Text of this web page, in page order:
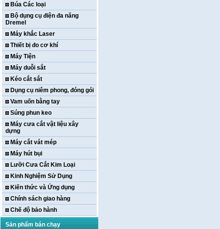
Búa Các loại
Bộ dụng cụ điện đa năng
Dremel
Máy khắc Laser
Thiết bị đo cơ khí
Máy Tiện
Máy duỗi sắt
Kéo cắt sắt
Dụng cụ niêm phong, đóng gói
Vam uốn bằng tay
Súng phun keo
Máy cưa cắt vật liệu xây
dựng
Máy cắt vát mép
Máy hút bụi
Lưỡi Cưa Cắt Kim Loại
Kinh Nghiệm Sử Dụng
Kiến thức và Ứng dụng
Chính sách giao hàng
Chế độ bảo hành
Sản phẩm bán chạy